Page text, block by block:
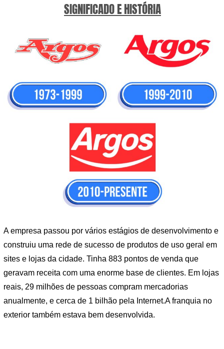
SIGNIFICADO E HISTÓRIA
A empresa passou por vários estágios de desenvolvimento e
construiu uma rede de sucesso de produtos de uso geral em
sites e lojas da cidade. Tinha 883 pontos de venda que
geravam receita com uma enorme base de clientes. Em lojas
reais, 29 milhões de pessoas compram mercadorias
anualmente, e cerca de 1 bilhão pela Internet.A franquia no
exterior também estava bem desenvolvida.